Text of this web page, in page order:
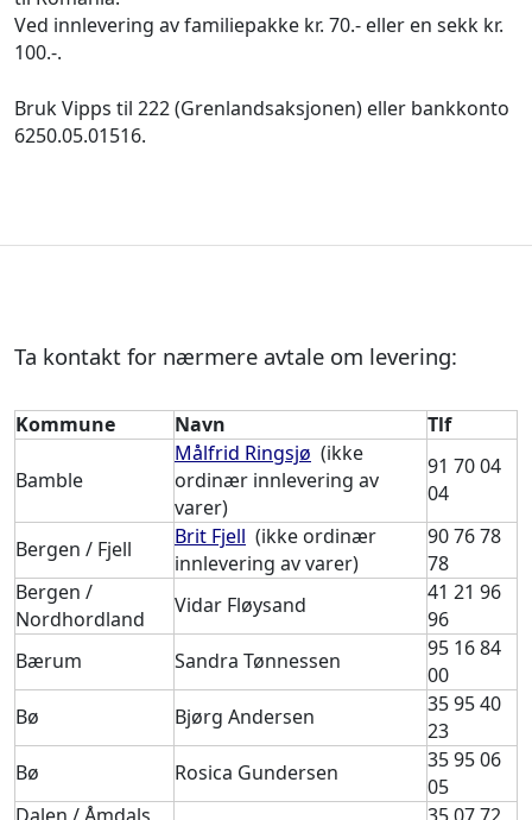
Ved innlevering av familiepakke kr. 70.- eller en sekk kr.
100.-.
Bruk Vipps til 222 (Grenlandsaksjonen) eller bankkonto
6250.05.01516.
Ta kontakt for nærmere avtale om levering:
Kommune Navn Tlf
Bamble
Målfrid Ringsjø (ikke
ordinær innlevering av
varer)
91 70 04
04
Bergen / Fjell Brit Fjell (ikke ordinær
innlevering av varer)
90 76 78
78
Bergen /
Nordhordland
Vidar Fløysand
41 21 96
96
Bærum
Sandra Tønnessen
95 16 84
00
Bø
Bjørg Andersen
35 95 40
23
Bø
Rosica Gundersen
35 95 06
05